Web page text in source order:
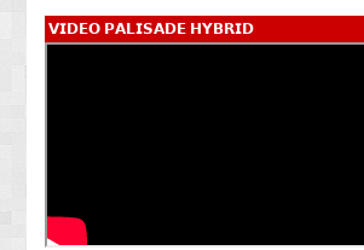
𝗩𝗜𝗗𝗘𝗢 𝗣𝗔𝗟𝗜𝗦𝗔𝗗𝗘 𝗛𝗬𝗕𝗥𝗜𝗗